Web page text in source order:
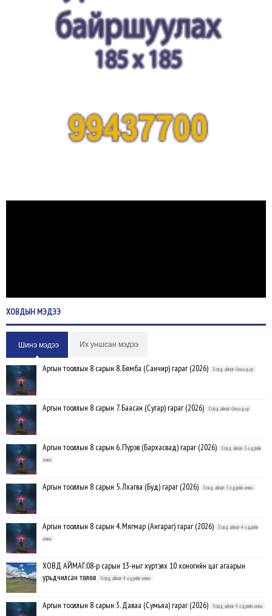
ХОВДЫНМЭДЭЭ
Шинэ мэдээ Их уншсан мэдээ
Аргын тооллын 8 сарын 8. Бямба (Санчир) гараг (2026) Ховд аймаг-Өнөөдөр
Аргын тооллын 8 сарын 7. Баасан (Сугар) гараг (2026) Ховд аймаг-Өнөөдөр
Аргын тооллын 8 сарын 6. Пүрэв (Бархасвад) гараг (2026)
Ховд аймаг-3 өдрийн
өмнө
Аргын тооллын 8 сарын 5. Лхагва (Буд) гараг (2026) Ховд аймаг-3 өдрийн өмнө
Аргын тооллын 8 сарын 4. Мягмар (Ангараг) гараг (2026)
Ховд аймаг-4 өдрийн
өмнө
ХОВД АЙМАГ:08-р сарын 13-ныг хүртэлх 10 хоногийн цаг агаарын
урьдчилсан төлөв
Ховд аймаг-4 өдрийн өмнө
Аргын тооллын 8 сарын 3. Даваа (Сумьяа) гараг (2026) Ховд аймаг-4 өдрийн өмнө